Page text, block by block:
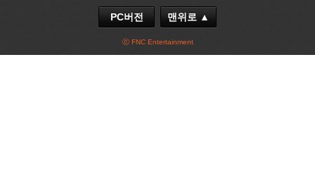
PC버전 맨위로 ▲
ⓒ FNC Entertainment